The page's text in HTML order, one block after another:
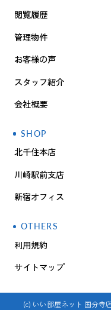
閲覧履歴
管理物件
お客様の声
スタッフ紹介
会社概要
SHOP
北千住本店
川崎駅前支店
新宿オフィス
OTHERS
利用規約
サイトマップ
(c) いい部屋ネット 国分寺